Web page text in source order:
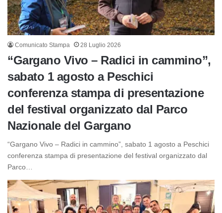
Comunicato Stampa 28 Luglio 2026
“Gargano Vivo – Radici in cammino”,
sabato 1 agosto a Peschici
conferenza stampa di presentazione
del festival organizzato dal Parco
Nazionale del Gargano
“Gargano Vivo – Radici in cammino”, sabato 1 agosto a Peschici
conferenza stampa di presentazione del festival organizzato dal
Parco…